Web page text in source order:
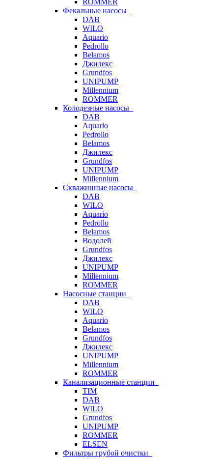
ROMMER
Фекальные насосы
DAB
WILO
Aquario
Pedrollo
Belamos
Джилекс
Grundfos
UNIPUMP
Millennium
ROMMER
Колодезные насосы
DAB
Aquario
Pedrollo
Belamos
Джилекс
Grundfos
UNIPUMP
Millennium
Скважинные насосы
DAB
WILO
Aquario
Pedrollo
Belamos
Водолей
Grundfos
Джилекс
UNIPUMP
Millennium
ROMMER
Насосные станции
DAB
WILO
Aquario
Belamos
Grundfos
Джилекс
UNIPUMP
Millennium
ROMMER
Канализационные станции
TIM
DAB
WILO
Grundfos
UNIPUMP
ROMMER
ELSEN
Фильтры грубой очистки